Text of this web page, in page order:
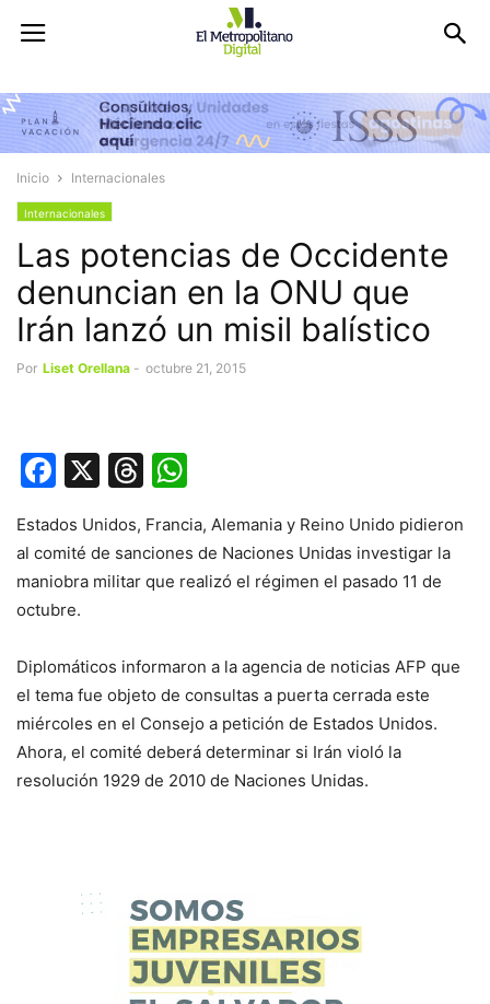
Inicio Internacionales
Internacionales
Las potencias de Occidente
denuncian en la ONU que
Irán lanzó un misil balístico
Por Liset Orellana - octubre 21, 2015
Facebook
X Threads
Estados Unidos, Francia, Alemania y Reino Unido pidieron
al comité de sanciones de Naciones Unidas investigar la
maniobra militar que realizó el régimen el pasado 11 de
octubre.
Diplomáticos informaron a la agencia de noticias AFP que
el tema fue objeto de consultas a puerta cerrada este
miércoles en el Consejo a petición de Estados Unidos.
Ahora, el comité deberá determinar si Irán violó la
resolución 1929 de 2010 de Naciones Unidas.